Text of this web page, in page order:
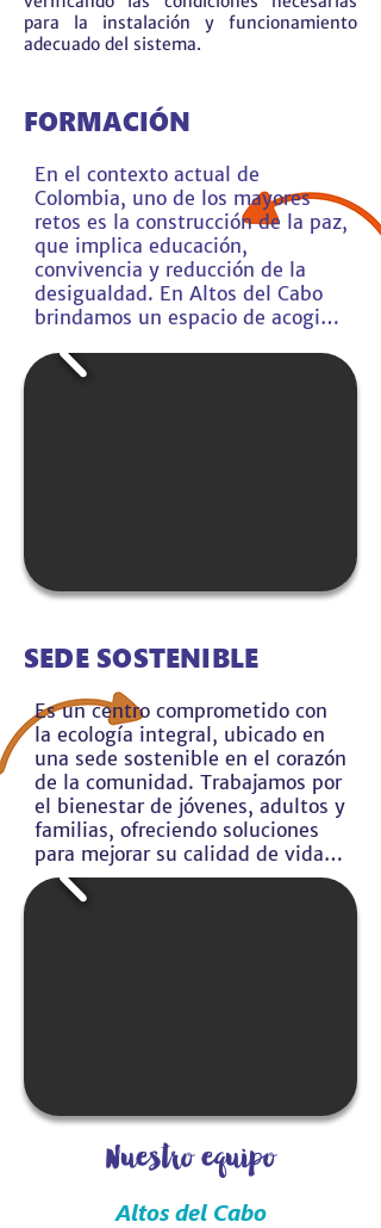
para la instalación y funcionamiento
adecuado del sistema.
FORMACIÓN
En el contexto actual de
Colombia, uno de los mayores
retos es la construcción de la paz,
que implica educación,
convivencia y reducción de la
desigualdad. En Altos del Cabo
brindamos un espacio de acogida
promoviendo el encuentro, el
SEDE SOSTENIBLE
Es un centro comprometido con
la ecología integral, ubicado en
una sede sostenible en el corazón
de la comunidad. Trabajamos por
el bienestar de jóvenes, adultos y
familias, ofreciendo soluciones
para mejorar su calidad de vida,
como microcréditos y una tienda
de usados que impulsa la
Nuestro equipo
Altos del Cabo